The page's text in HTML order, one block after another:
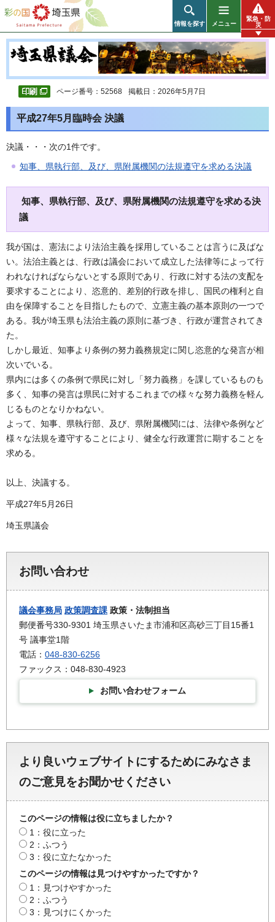
彩の国 埼玉県
情報を探す メニュー
緊急・防
災
ページ番号：52568 掲載日：2026年5月7日
平成27年5月臨時会 決議
決議・・・次の1件です。
知事、県執行部、及び、県附属機関の法規遵守を求める決議
知事、県執行部、及び、県附属機関の法規遵守を求める決
議
我が国は、憲法により法治主義を採用していることは言うに及ばな
い。法治主義とは、行政は議会において成立した法律等によって行
われなければならないとする原則であり、行政に対する法の支配を
要求することにより、恣意的、差別的行政を排し、国民の権利と自
由を保障することを目指したもので、立憲主義の基本原則の一つで
ある。我が埼玉県も法治主義の原則に基づき、行政が運営されてき
た。
しかし最近、知事より条例の努力義務規定に関し恣意的な発言が相
次いでいる。
県内には多くの条例で県民に対し「努力義務」を課しているものも
多く、知事の発言は県民に対するこれまでの様々な努力義務を軽ん
じるものとなりかねない。
よって、知事、県執行部、及び、県附属機関には、法律や条例など
様々な法規を遵守することにより、健全な行政運営に期することを
求める。
以上、決議する。
平成27年5月26日
埼玉県議会
お問い合わせ
議会事務局 政策調査課 政策・法制担当
郵便番号330-9301 埼玉県さいたま市浦和区高砂三丁目15番1
号 議事堂1階
電話： 048-830-6256
ファックス：048-830-4923
お問い合わせフォーム
より良いウェブサイトにするためにみなさま
のご意見をお聞かせください
このページの情報は役に立ちましたか？
1：役に立った
2：ふつう
3：役に立たなかった
このページの情報は見つけやすかったですか？
1：見つけやすかった
2：ふつう
3：見つけにくかった